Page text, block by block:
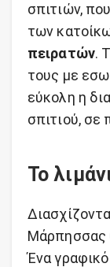
σπιτιών,
των
πειρατών.
τους με
εύκολη η
σπιτιού, σε
Το
Μάρπησσας
Ένα